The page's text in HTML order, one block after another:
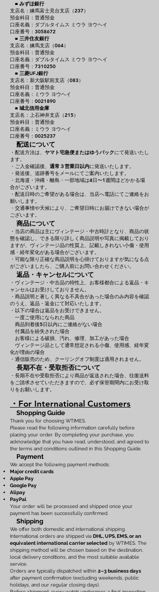
■ みずほ銀行
支店名：練馬富士見台支店（237）
預金科目：普通預金
口座名義：ダブルタイムス ミウラ ヨウヘイ
口座番号：3058672
■ 三井住友銀行
支店名：練馬支店（064）
預金科目：普通預金
口座名義：ダブルタイムス ミウラ ヨウヘイ
口座番号：7310250
■ 三菱UFJ銀行
支店名：新大阪駅前支店（083）
預金科目：普通預金
口座名義：ミウラ ヨウヘイ
口座番号：0021890
■ 城北信用金庫
支店名：上石神井支店（215）
預金科目：普通預金
口座名義：ミウラ ヨウヘイ
口座番号：0025237
配送について
・配送方法は、 ヤマト宅急便またはゆうパックにて発送いたし
ます。
・ご入金確認後、 通常３営業日以内に発送いたします。
・発送後、追跡番号をメールにてご案内いたします。
・北海道・沖縄・離島・一部地域は4日〜1週間ほどかかる場
合がございます。
・配送日時のご希望がある場合は、当店へ電話にてご連絡をお
願いします。
・交通事情や天候により、ご希望日時にお届けできない場合が
ございます。
商品について
・当店の商品は主にヴィンテージ・中古時計となり、商品の状
態を確認し、できる限り詳しく商品説明や写真に掲載しており
ますが、ヴィンテージ品の性質上、記載しきれない小傷・使用
感・経年変化がある場合がございます。
・可能な限り正確な商品説明を心掛けておりますが気になる点
がございましたら、ご購入前にお問い合わせください。
返品・キャンセルについて
・ヴィンテージ・中古品の特性上、お客様都合による返品・キ
ャンセルはお受けしておりません。
・商品説明と著しく異なる不具合があった場合のみ内容を確認
のうえ、返品・返金にて対応いたします。
・以下の場合は返品をお受けできません。
一度ご使用になられた商品
商品到着後5日以内にご連絡がない場合
付属品を紛失された場合
お客様による破損、汚れ、修理、加工があった場合
ヴィンテージ品として通常想定される小傷、使用感、経年変
化が理由の場合
・通信販売のため、クーリングオフ制度は適用されません。
長期不在・受取拒否について
・長期不在や受取拒否により商品が返送された場合、往復送料
をご請求させていただきますので、必ず保管期間内にお受け取
りをお願いします。
・For International Customers
Shopping Guide
Thank you for choosing WTIMES.
Please read the following information carefully before
placing your order. By completing your purchase, you
acknowledge that you have read, understood, and agreed to
the terms and conditions outlined in this Shopping Guide.
Payment
We accept the following payment methods:
Major credit cards
Apple Pay
Google Pay
Alipay
PayPal
Your order will be processed and shipped once your
payment has been successfully confirmed.
Shipping
We offer both domestic and international shipping.
International orders are shipped via DHL, UPS, EMS, or an
equivalent international carrier selected by WTIMES. The
shipping method will be chosen based on the destination,
local delivery conditions, and the most suitable available
service.
Orders are typically dispatched within 2–3 business days
after payment confirmation (excluding weekends, public
holidays, and our regular closing days).